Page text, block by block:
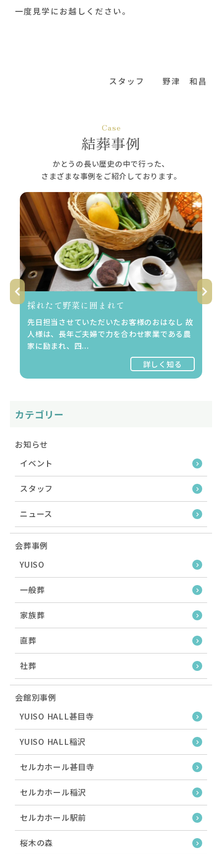
一度見学にお越しください。
スタッフ 野津 和昌
Case
結葬事例
かとうの長い歴史の中で行った、
さまざまな事例をご紹介しております。
て野菜に囲まれて
当させていただいたお客様のおはなし 故
、長年ご夫婦で力を合わせ家業である農
まれ、四...
農業に
後の...
先日、セ
いただき
カテゴリー
お知らせ
イベント
スタッフ
ニュース
会葬事例
YUISO
一般葬
家族葬
直葬
社葬
会館別事例
YUISO HALL甚目寺
YUISO HALL稲沢
セルカホール甚目寺
セルカホール稲沢
セルカホール駅前
桜木の森